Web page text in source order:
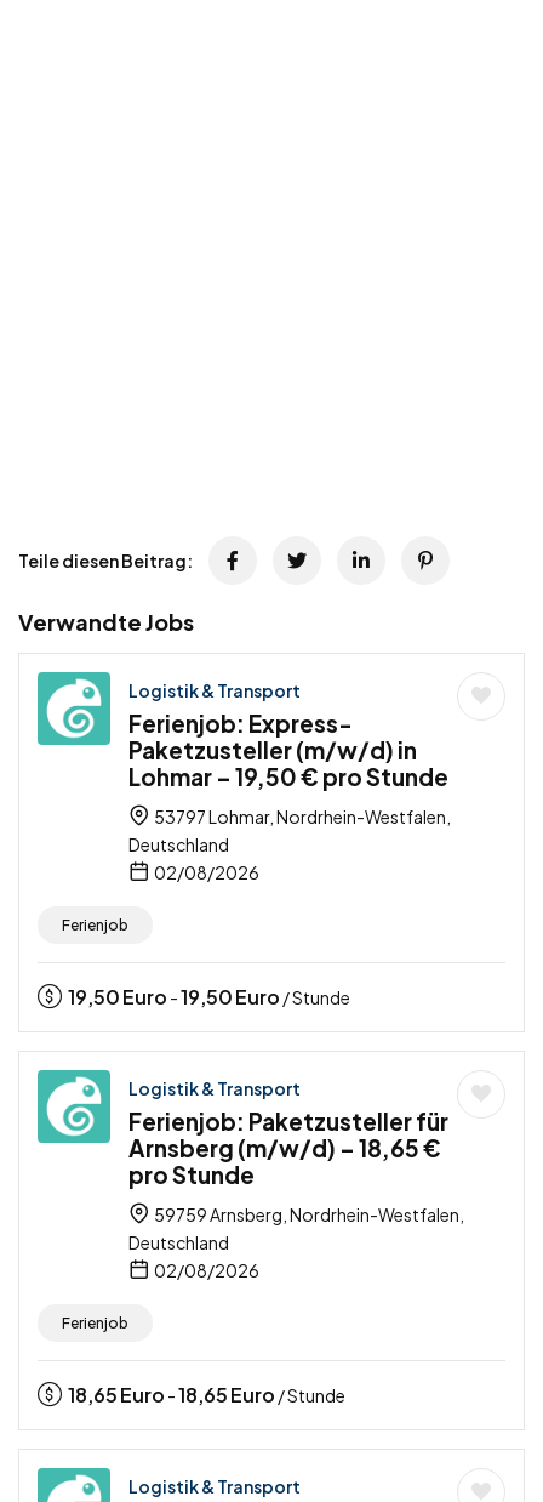
Teile diesen Beitrag:
Verwandte Jobs
Logistik & Transport
Ferienjob: Express-
Paketzusteller (m/w/d) in
Lohmar – 19,50 € pro Stunde
53797 Lohmar, Nordrhein-Westfalen,
Deutschland
02/08/2026
Ferienjob
19,50Euro -19,50Euro / Stunde
Logistik & Transport
Ferienjob: Paketzusteller für
Arnsberg (m/w/d) – 18,65 €
pro Stunde
59759 Arnsberg, Nordrhein-Westfalen,
Deutschland
02/08/2026
Ferienjob
18,65Euro -18,65Euro / Stunde
Logistik & Transport